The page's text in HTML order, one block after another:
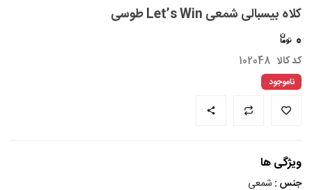
کلاه بیسبالی شمعی Let’s Win طوسی
0
کد کالا 102048
ناموجود
ویژگی ها
جنس : شمعی